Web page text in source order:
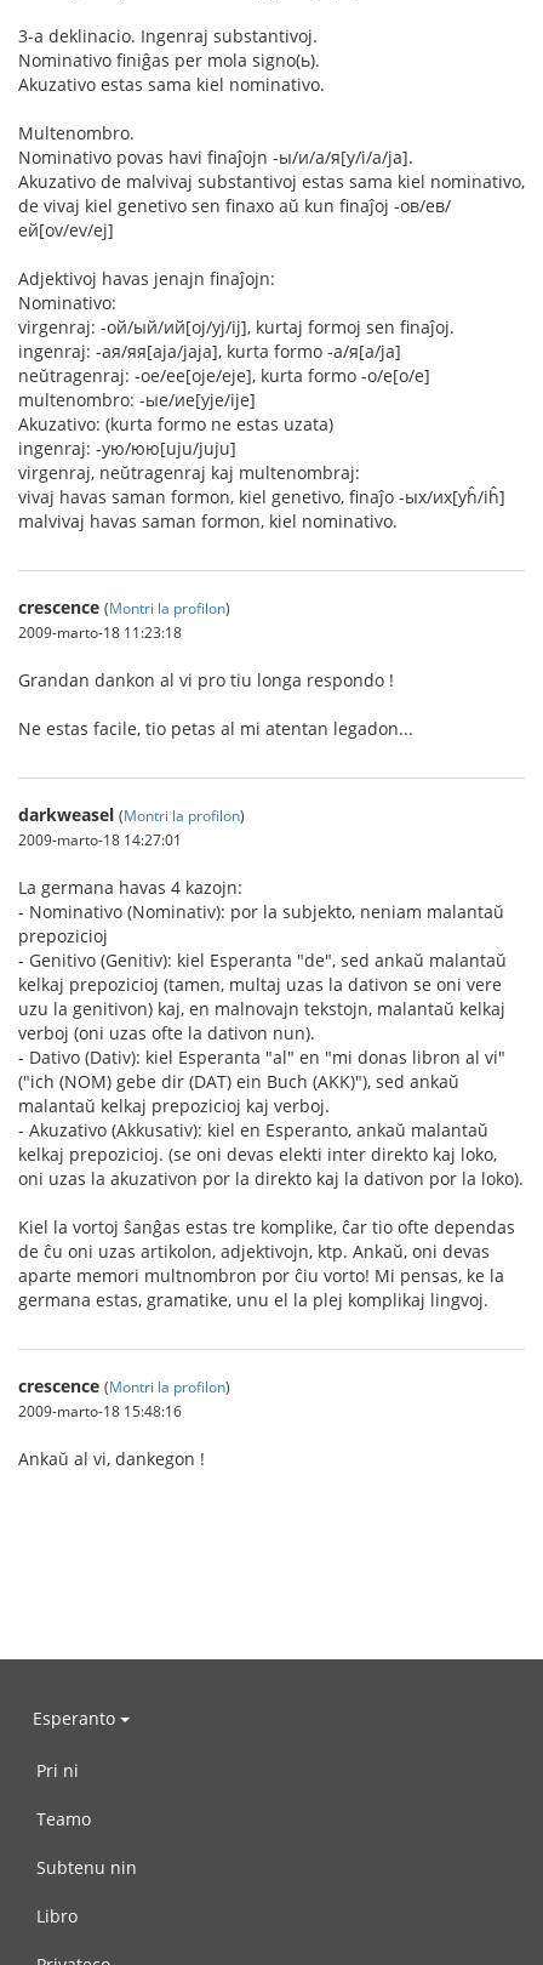
3-a deklinacio. Ingenraj substantivoj.
Nominativo finiĝas per mola signo(ь).
Akuzativo estas sama kiel nominativo.
Multenombro.
Nominativo povas havi finaĵojn -ы/и/а/я[y/i/a/ja].
Akuzativo de malvivaj substantivoj estas sama kiel nominativo,
de vivaj kiel genetivo sen finaxo aŭ kun finaĵoj -ов/ев/
ей[ov/ev/ej]
Adjektivoj havas jenajn finaĵojn:
Nominativo:
virgenraj: -ой/ый/ий[oj/yj/ij], kurtaj formoj sen finaĵoj.
ingenraj: -ая/яя[aja/jaja], kurta formo -а/я[a/ja]
neŭtragenraj: -ое/ее[oje/eje], kurta formo -о/е[o/e]
multenombro: -ые/ие[yje/ije]
Akuzativo: (kurta formo ne estas uzata)
ingenraj: -ую/юю[uju/juju]
virgenraj, neŭtragenraj kaj multenombraj:
vivaj havas saman formon, kiel genetivo, finaĵo -ых/их[yĥ/iĥ]
malvivaj havas saman formon, kiel nominativo.
crescence (Montri la profilon)
2009-marto-18 11:23:18
Grandan dankon al vi pro tiu longa respondo !
Ne estas facile, tio petas al mi atentan legadon...
darkweasel (Montri la profilon)
2009-marto-18 14:27:01
La germana havas 4 kazojn:
- Nominativo (Nominativ): por la subjekto, neniam malantaŭ
prepozicioj
- Genitivo (Genitiv): kiel Esperanta "de", sed ankaŭ malantaŭ
kelkaj prepozicioj (tamen, multaj uzas la dativon se oni vere
uzu la genitivon) kaj, en malnovajn tekstojn, malantaŭ kelkaj
verboj (oni uzas ofte la dativon nun).
- Dativo (Dativ): kiel Esperanta "al" en "mi donas libron al vi"
("ich (NOM) gebe dir (DAT) ein Buch (AKK)"), sed ankaŭ
malantaŭ kelkaj prepozicioj kaj verboj.
- Akuzativo (Akkusativ): kiel en Esperanto, ankaŭ malantaŭ
kelkaj prepozicioj. (se oni devas elekti inter direkto kaj loko,
oni uzas la akuzativon por la direkto kaj la dativon por la loko).
Kiel la vortoj ŝanĝas estas tre komplike, ĉar tio ofte dependas
de ĉu oni uzas artikolon, adjektivojn, ktp. Ankaŭ, oni devas
aparte memori multnombron por ĉiu vorto! Mi pensas, ke la
germana estas, gramatike, unu el la plej komplikaj lingvoj.
crescence (Montri la profilon)
2009-marto-18 15:48:16
Ankaŭ al vi, dankegon !
Esperanto
Pri ni
Teamo
Subtenu nin
Libro